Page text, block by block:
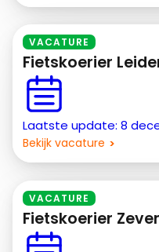
VACATURE
Fietskoerier
Laatste update: 8
Bekijk vacature
VACATURE
Fietskoerier